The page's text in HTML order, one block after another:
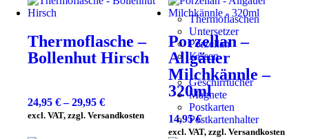
Thermoflaschen
Untersetzer
Porzellan
Kissen
Geschirrtücher
Magnete
Postkarten
Postkartenhalter
Thermoflasche –
Bollenhut Hirsch
24,95 €–29,95 €
excl. VAT, zzgl. Versandkosten
Porzellan –
Allgäuer
Milchkännle –
320ml
14,95€
excl. VAT, zzgl. Versandkosten